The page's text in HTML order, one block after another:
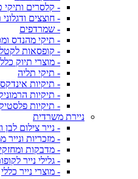
- קלסרים ותיקי
- חוצצים ודגלוני
- שמרדפים
- תיקי מהנדס
- קופסאות
- מוצרי תיוק
- תיקי תליה
- תיקיות אינדקס
- תיקיות
- תיקיות
ניירת משרדית
- נייר צילום לבן
- מזכריות ונייר
- מדבקות
- גלילי נייר
- מוצרי נייר כללי